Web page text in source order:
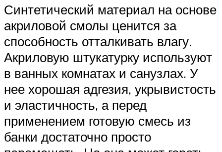
Синтетический материал на основе
акриловой смолы ценится за
способность отталкивать влагу.
Акриловую штукатурку используют
в ванных комнатах и санузлах. У
нее хорошая адгезия, укрывистость
и эластичность, а перед
применением готовую смесь из
банки достаточно просто